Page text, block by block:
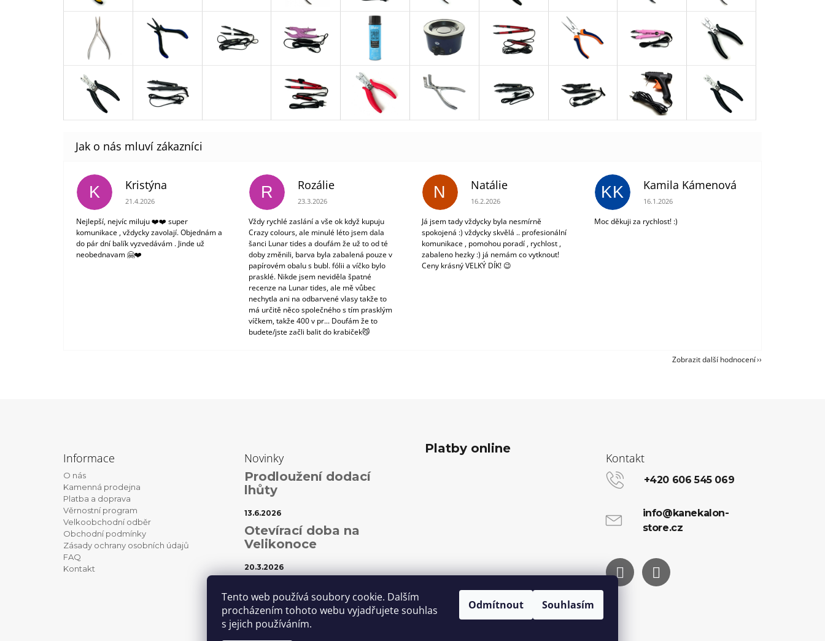
Tento web používá soubory cookie. Dalším
procházením tohoto webu vyjadřujete souhlas
s jejich používáním.
Odmítnout Souhlasím
K Kristýna
Hodnocení obchodu je 5 z 5 hvězdiček.
21.4.2026
Nejlepší, nejvíc miluju ❤️❤️ super
komunikace , vždycky zavolají. Objednám a
do pár dní balík vyzvedávám . Jinde už
neobednavam 🤗❤️
R Rozálie
Hodnocení obchodu je 3 z 5 hvězdiček.
23.3.2026
Vždy rychlé zaslání a vše ok když kupuju
Crazy colours, ale minulé léto jsem dala
šanci Lunar tides a doufám že už to od té
doby změnili, barva byla zabalená pouze v
papírovém obalu s bubl. fólii a víčko bylo
prasklé. Nikde jsem neviděla špatné
recenze na Lunar tides, ale mě vůbec
nechytla ani na odbarvené vlasy takže to
má určitě něco společného s tím prasklým
víčkem, takže 400 v pr... Doufám že to
budete/jste začli balit do krabiček😼
N Natálie
Hodnocení obchodu je 5 z 5 hvězdiček.
16.2.2026
Já jsem tady vždycky byla nesmírně
spokojená :) vždycky skvělá .. profesionální
komunikace , pomohou poradí , rychlost ,
zabaleno hezky :) já nemám co vytknout!
Ceny krásný VELKÝ DÍK! 😉
KK Kamila Kámenová
Hodnocení obchodu je 5 z 5 hvězdiček.
16.1.2026
Moc děkuji za rychlost! :)
Zobrazit další hodnocení
Informace
O nás
Kamenná prodejna
Platba a doprava
Věrnostní program
Velkoobchodní odběr
Obchodní podmínky
Zásady ochrany osobních údajů
FAQ
Kontakt
Novinky
Prodloužení dodací
lhůty
13.6.2026
Otevírací doba na
Velikonoce
20.3.2026
1.12.2025
Platby online
Kontakt
+420 606 545 069
info@kanekalon-
store.cz